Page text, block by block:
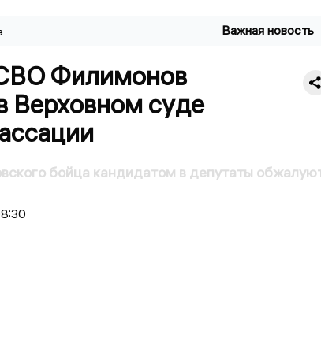
Важная новость
Филимонов
Верховном суде
бойца кандидатом в депутаты